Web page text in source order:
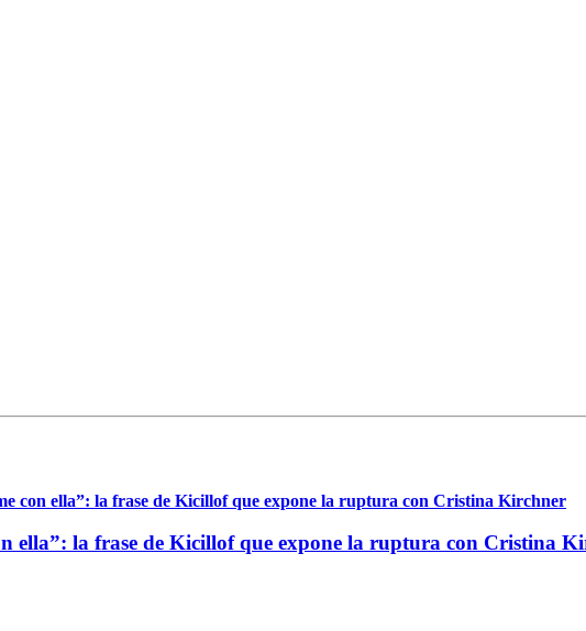
ella”: la frase de Kicillof que expone la ruptura con Cristina